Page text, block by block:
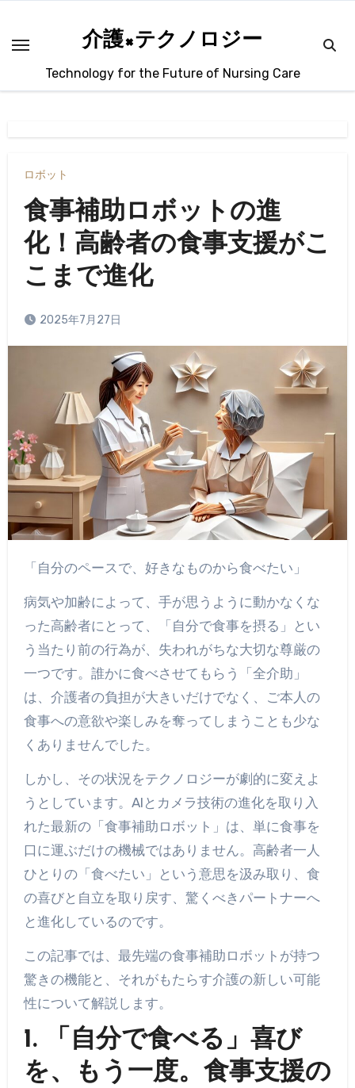
介護×テクノロジー
Technology for the Future of Nursing Care
ロボット
食事補助ロボットの進
化！高齢者の食事支援がこ
こまで進化
2025年7月27日
「自分のペースで、好きなものから食べたい」
病気や加齢によって、手が思うように動かなくな
った高齢者にとって、「自分で食事を摂る」とい
う当たり前の行為が、失われがちな大切な尊厳の
一つです。誰かに食べさせてもらう「全介助」
は、介護者の負担が大きいだけでなく、ご本人の
食事への意欲や楽しみを奪ってしまうことも少な
くありませんでした。
しかし、その状況をテクノロジーが劇的に変えよ
うとしています。AIとカメラ技術の進化を取り入
れた最新の「食事補助ロボット」は、単に食事を
口に運ぶだけの機械ではありません。高齢者一人
ひとりの「食べたい」という意思を汲み取り、食
の喜びと自立を取り戻す、驚くべきパートナーへ
と進化しているのです。
この記事では、最先端の食事補助ロボットが持つ
驚きの機能と、それがもたらす介護の新しい可能
性について解説します。
1. 「自分で食べる」喜び
を、もう一度。食事支援の